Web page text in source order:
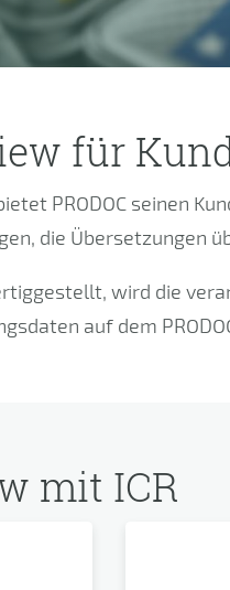
für
PRODOC seinen
die Übersetzungen
wird die
auf dem
mit ICR